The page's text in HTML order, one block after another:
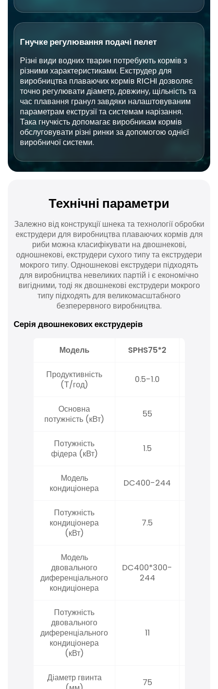
Гнучке регулювання подачі пелет
Різні види водних тварин потребують кормів з
різними характеристиками. Екструдер для
виробництва плаваючих кормів RICHI дозволяє
точно регулювати діаметр, довжину, щільність та
час плавання гранул завдяки налаштовуваним
параметрам екструзії та системам нарізання.
Така гнучкість допомагає виробникам кормів
обслуговувати різні ринки за допомогою однієї
виробничої системи.
Технічні параметри
Залежно від конструкції шнека та технології обробки
екструдери для виробництва плаваючих кормів для
риби можна класифікувати на двошнекові,
одношнекові, екструдери сухого типу та екструдери
мокрого типу. Одношнекові екструдери підходять
для виробництва невеликих партій і є економічно
вигідними, тоді як двошнекові екструдери мокрого
типу підходять для великомасштабного
безперервного виробництва.
Серія двошнекових екструдерів
Модель SPHS75*2
Продуктивність
(Т/год)
0.5-1.0
Основна
потужність (кВт)
55
Потужність
фідера (кВт)
1.5
Модель
кондиціонера
DC400-244
Потужність
кондиціонера
(кВт)
7.5
Модель
двовального
диференціального
кондиціонера
DC400*300-
244
Потужність
двовального
диференціального
кондиціонера
(кВт)
11
Діаметр гвинта
75